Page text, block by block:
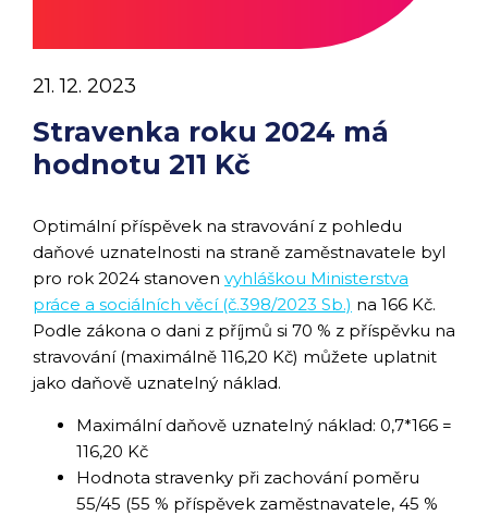
Stravenka roku 2024 má
hodnotu 211 Kč
21. 12. 2023
Optimální příspěvek na stravování z pohledu
daňové uznatelnosti na straně zaměstnavatele byl
pro rok 2024 stanoven vyhláškou Ministerstva
práce a sociálních věcí (č.398/2023 Sb.) na 166 Kč.
Podle zákona o dani z příjmů si 70 % z příspěvku na
stravování (maximálně 116,20 Kč) můžete uplatnit
jako daňově uznatelný náklad.
Maximální daňově uznatelný náklad: 0,7*166 =
116,20 Kč
Hodnota stravenky při zachování poměru
55/45 (55 % příspěvek zaměstnavatele, 45 %